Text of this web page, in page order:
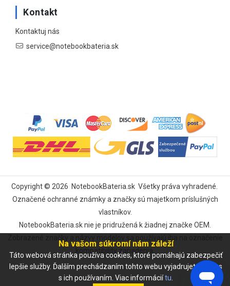
Kontakt
Kontaktuj nás
service@notebookbateria.sk
Copyright © 2026 NotebookBateria.skVšetky práva vyhradené.
Označené ochranné známky a značky sú majetkom príslušných
vlastníkov.
NotebookBateria.sk nie je pridružená k žiadnej značke OEM.
kompatibility zariadenia.
Na vašom súkromí nám záleží
Táto webová stránka používa cookies, ktoré pomáhajú zabezpečiť
lepšie služby. Ďalším prechádzaním tohto webu vyjadrujete súhlas
s ich používaním. Viac informáciítu